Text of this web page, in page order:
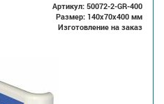
Артикул: 50072-2-GR-400
Размер: 140x70x400 мм
Изготовление на заказ